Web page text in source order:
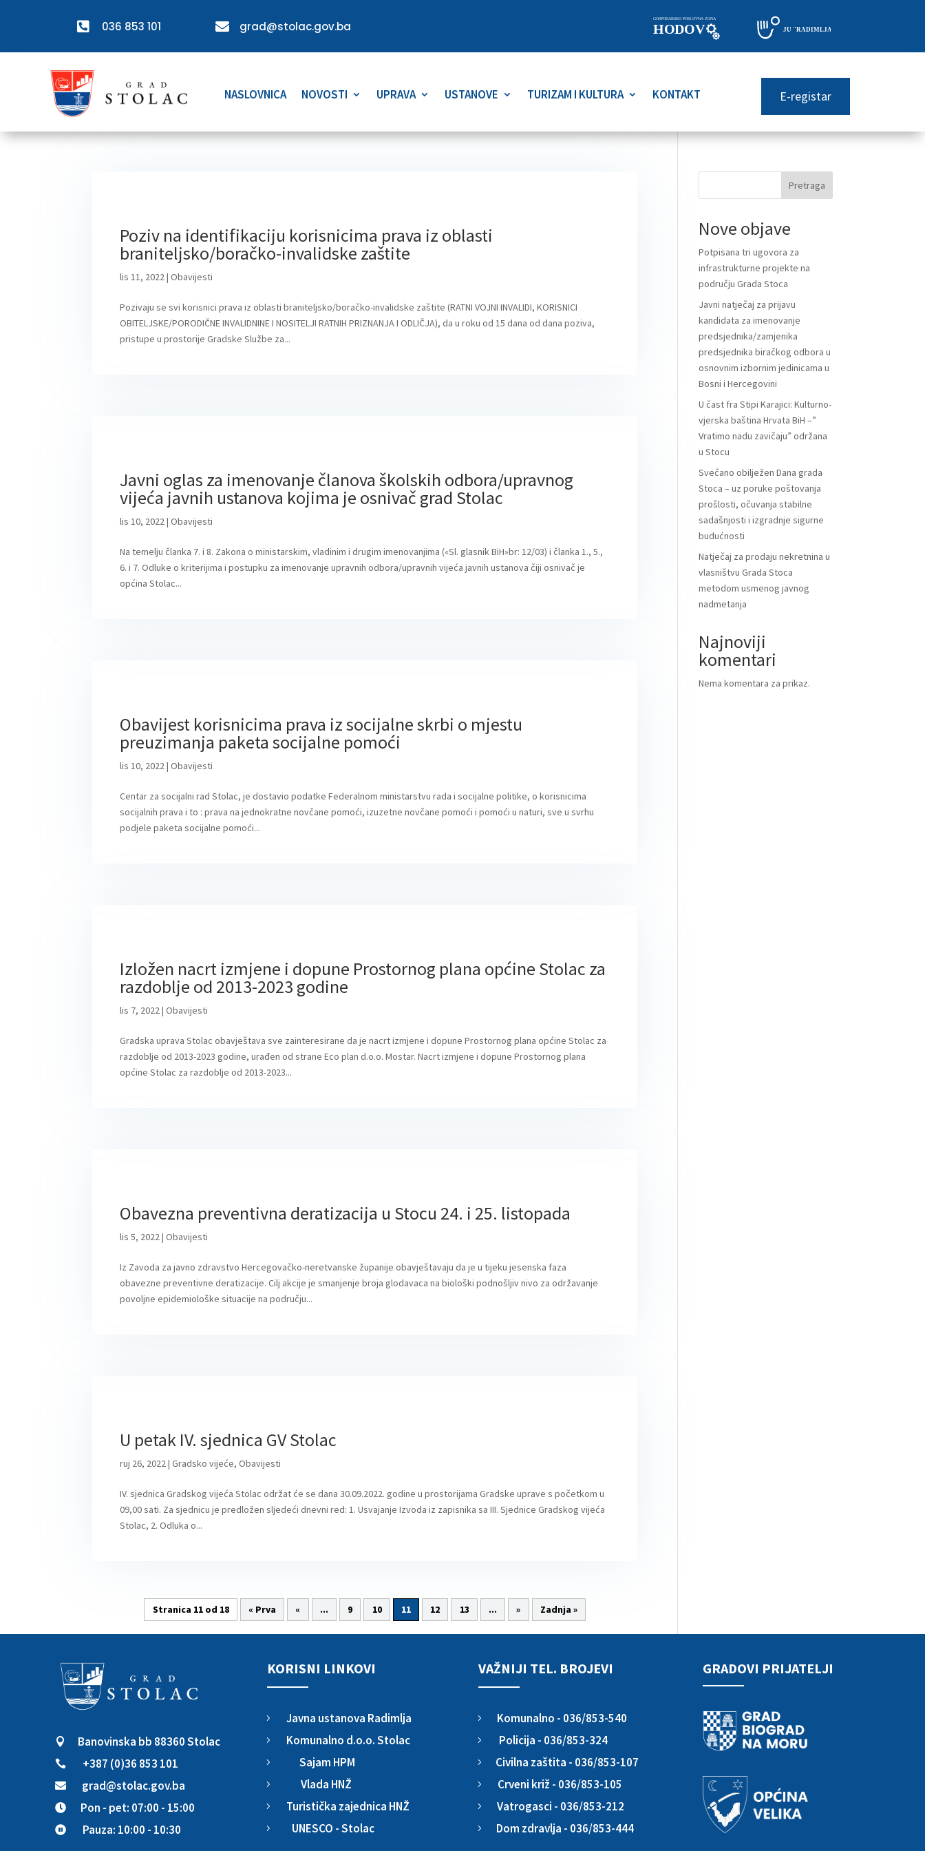
 036 853 101  grad@stolac.gov.ba
NASLOVNICA NOVOSTI UPRAVA USTANOVE TURIZAM I KULTURA KONTAKT E-registar
Poziv na identifikaciju korisnicima prava iz oblasti
braniteljsko/boračko-invalidske zaštite
lis 11, 2022|Obavijesti
Pozivaju se svi korisnici prava iz oblasti braniteljsko/boračko-invalidske zaštite (RATNI VOJNI INVALIDI, KORISNICI
OBITELJSKE/PORODIČNE INVALIDNINE I NOSITELJI RATNIH PRIZNANJA I ODLIČJA), da u roku od 15 dana od dana poziva,
pristupe u prostorije Gradske Službe za...
Javni oglas za imenovanje članova školskih odbora/upravnog
vijeća javnih ustanova kojima je osnivač grad Stolac
lis 10, 2022|Obavijesti
Na temelju članka 7. i 8. Zakona o ministarskim, vladinim i drugim imenovanjima («Sl. glasnik BiH»br: 12/03) i članka 1., 5.,
6. i 7. Odluke o kriterijima i postupku za imenovanje upravnih odbora/upravnih vijeća javnih ustanova čiji osnivač je
općina Stolac...
Obavijest korisnicima prava iz socijalne skrbi o mjestu
preuzimanja paketa socijalne pomoći
lis 10, 2022|Obavijesti
Centar za socijalni rad Stolac, je dostavio podatke Federalnom ministarstvu rada i socijalne politike, o korisnicima
socijalnih prava i to : prava na jednokratne novčane pomoći, izuzetne novčane pomoći i pomoći u naturi, sve u svrhu
podjele paketa socijalne pomoći...
Izložen nacrt izmjene i dopune Prostornog plana općine Stolac za
razdoblje od 2013-2023 godine
lis 7, 2022|Obavijesti
Gradska uprava Stolac obavještava sve zainteresirane da je nacrt izmjene i dopune Prostornog plana općine Stolac za
razdoblje od 2013-2023 godine, urađen od strane Eco plan d.o.o. Mostar. Nacrt izmjene i dopune Prostornog plana
općine Stolac za razdoblje od 2013-2023...
Obavezna preventivna deratizacija u Stocu 24. i 25. listopada
lis 5, 2022|Obavijesti
Iz Zavoda za javno zdravstvo Hercegovačko-neretvanske županije obavještavaju da je u tijeku jesenska faza
obavezne preventivne deratizacije. Cilj akcije je smanjenje broja glodavaca na biološki podnošljiv nivo za održavanje
povoljne epidemiološke situacije na području...
U petak IV. sjednica GV Stolac
ruj 26, 2022|Gradsko vijeće,Obavijesti
IV. sjednica Gradskog vijeća Stolac održat će se dana 30.09.2022. godine u prostorijama Gradske uprave s početkom u
09,00 sati. Za sjednicu je predložen sljedeći dnevni red: 1. Usvajanje Izvoda iz zapisnika sa III. Sjednice Gradskog vijeća
Stolac, 2. Odluka o...
Stranica 11 od 18 « Prva « ... 9 10 11 12 13 ... » Zadnja »
Pretraga
Nove objave
Potpisana tri ugovora za
infrastrukturne projekte na
području Grada Stoca
Javni natječaj za prijavu
kandidata za imenovanje
predsjednika/zamjenika
predsjednika biračkog odbora u
osnovnim izbornim jedinicama u
Bosni i Hercegovini
U čast fra Stipi Karajici: Kulturno-
vjerska baština Hrvata BiH –”
Vratimo nadu zavičaju” održana
u Stocu
Svečano obilježen Dana grada
Stoca – uz poruke poštovanja
prošlosti, očuvanja stabilne
sadašnjosti i izgradnje sigurne
budućnosti
Natječaj za prodaju nekretnina u
vlasništvu Grada Stoca
metodom usmenog javnog
nadmetanja
Najnoviji
komentari
Nema komentara za prikaz.
 Banovinska bb 88360 Stolac
 +387 (0)36 853 101
 grad@stolac.gov.ba
 Pon - pet: 07:00 - 15:00
 Pauza: 10:00 - 10:30
KORISNI LINKOVI
5 Javna ustanova Radimlja
5 Komunalno d.o.o. Stolac
5 Sajam HPM
5 Vlada HNŽ
5 Turistička zajednica HNŽ
5 UNESCO - Stolac
VAŽNIJI TEL. BROJEVI
5 Komunalno - 036/853-540
5 Policija - 036/853-324
5 Civilna zaštita - 036/853-107
5 Crveni križ - 036/853-105
5 Vatrogasci - 036/853-212
5 Dom zdravlja - 036/853-444
GRADOVI PRIJATELJI